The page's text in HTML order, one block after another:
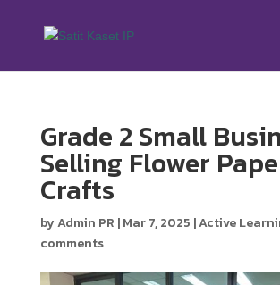
Grade 2 Small
Selling Flower
Crafts
byAdmin PR |Mar 7, 2025 |Active
comments